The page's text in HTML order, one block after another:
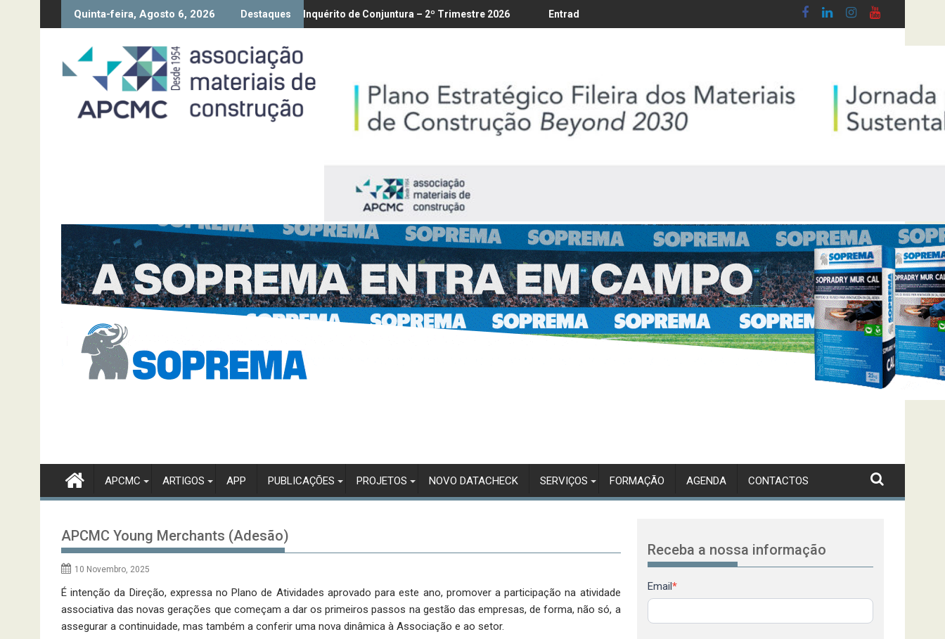
Quinta-feira, Agosto 6, 2026 Destaques
da Diretiva “Transparência Salarial” – Pedido de contributos até 18/8
Síntese Inquérito de Conjuntura – 2º Trimestre 2026 Entrada em vigor da regulamentação do Lobby - Lei n.º 5-A/2026, de 28 de Janeiro
Diploma de transposição da Diretiva
APCMC ARTIGOS APP PUBLICAÇÕES PROJETOS NOVO DATACHECK SERVIÇOS FORMAÇÃO AGENDA CONTACTOS
APCMC Young Merchants (Adesão)
10 Novembro, 2025
É intenção da Direção, expressa no Plano de Atividades aprovado para este ano, promover a participação na atividade
associativa das novas gerações que começam a dar os primeiros passos na gestão das empresas, de forma, não só, a
assegurar a continuidade, mas também a conferir uma nova dinâmica à Associação e ao setor.
Receba a nossa informação
Newsletter
Email *